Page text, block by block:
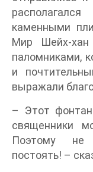
каменными
Мир Шейх-хан
паломниками,
и
выражали
– Этот
священники
Поэтому не
постоять! –